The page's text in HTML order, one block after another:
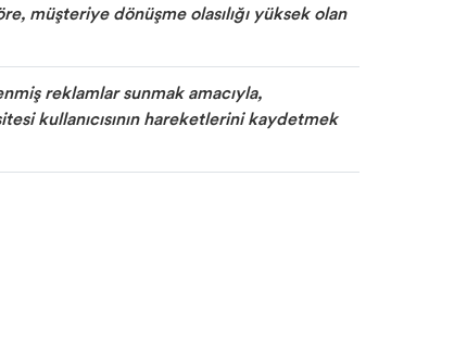
müşteriye dönüşme olasılığı yüksek olan
reklamlar sunmak amacıyla,
kullanıcısının hareketlerini kaydetmek